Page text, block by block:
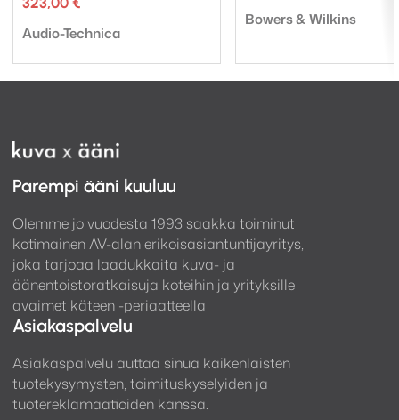
Muotoilu ja värit
Pi8-kuulokkeet ovat saatavilla neljässä eri värissä:
sekä esteettistä että ergonomista miellyttävyyttä.
Tuotemerkki:
Audio-Technica
oli:
on:
Tuotemerkki:
Bowers & Wilkins
Parempi ääni kuuluu
Olemme jo vuodesta 1993 saakka toiminut
kotimainen AV-alan erikoisasiantuntijayritys,
joka tarjoaa laadukkaita kuva- ja
äänentoistoratkaisuja koteihin ja yrityksille
avaimet käteen -periaatteella
Asiakaspalvelu
Asiakaspalvelu auttaa sinua kaikenlaisten
tuotekysymysten, toimituskyselyiden ja
tuotereklamaatioiden kanssa.